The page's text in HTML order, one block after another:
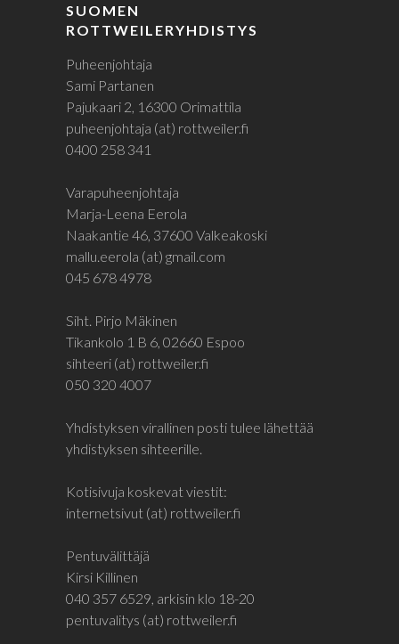
SUOMEN
ROTTWEILERYHDISTYS
Puheenjohtaja
Sami Partanen
Pajukaari 2, 16300 Orimattila
puheenjohtaja (at) rottweiler.fi
0400 258 341
Varapuheenjohtaja
Marja-Leena Eerola
Naakantie 46, 37600 Valkeakoski
mallu.eerola (at) gmail.com
045 678 4978
Siht. Pirjo Mäkinen
Tikankolo 1 B 6, 02660 Espoo
sihteeri (at) rottweiler.fi
050 320 4007
Yhdistyksen virallinen posti tulee lähettää
yhdistyksen sihteerille.
Kotisivuja koskevat viestit:
internetsivut (at) rottweiler.fi
Pentuvälittäjä
Kirsi Killinen
040 357 6529, arkisin klo 18-20
pentuvalitys (at) rottweiler.fi